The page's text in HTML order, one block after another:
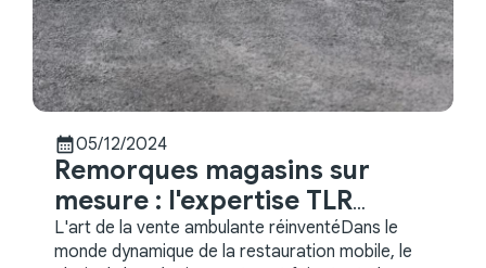
calendar_month05/12/2024
Remorques magasins sur
mesure : l'expertise TLR
Négoce
L'art de la vente ambulante réinventéDans le
monde dynamique de la restauration mobile, le